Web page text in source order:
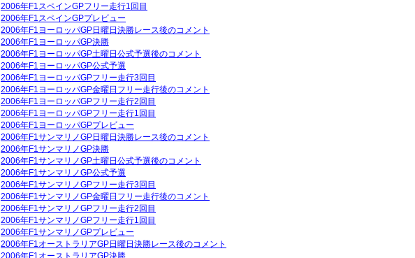
2006年F1スペインGPフリー走行1回目
2006年F1スペインGPプレビュー
2006年F1ヨーロッパGP日曜日決勝レース後のコメント
2006年F1ヨーロッパGP決勝
2006年F1ヨーロッパGP土曜日公式予選後のコメント
2006年F1ヨーロッパGP公式予選
2006年F1ヨーロッパGPフリー走行3回目
2006年F1ヨーロッパGP金曜日フリー走行後のコメント
2006年F1ヨーロッパGPフリー走行2回目
2006年F1ヨーロッパGPフリー走行1回目
2006年F1ヨーロッパGPプレビュー
2006年F1サンマリノGP日曜日決勝レース後のコメント
2006年F1サンマリノGP決勝
2006年F1サンマリノGP土曜日公式予選後のコメント
2006年F1サンマリノGP公式予選
2006年F1サンマリノGPフリー走行3回目
2006年F1サンマリノGP金曜日フリー走行後のコメント
2006年F1サンマリノGPフリー走行2回目
2006年F1サンマリノGPフリー走行1回目
2006年F1サンマリノGPプレビュー
2006年F1オーストラリアGP日曜日決勝レース後のコメント
2006年F1オーストラリアGP決勝